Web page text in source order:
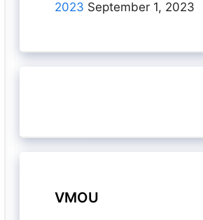
2023 September 1, 2023
VMOU